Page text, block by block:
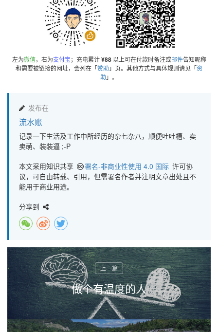
左为微信，右为支付宝；充电累计¥88以上可在付款时备注或邮件告知昵称
和需要被链接的网址，会列在「赞助」页。其他方式与具体规则请见「资
助」。
发布在
流水账
记录一下生活及工作中所经历的杂七杂八，顺便吐吐槽、卖
卖萌、装装逼 ;-P
本文采用知识共享 署名-非商业性使用 4.0 国际 许可协
议，可自由转载、引用，但需署名作者并注明文章出处且不
能用于商业用途。
分享到
做个有温度的人